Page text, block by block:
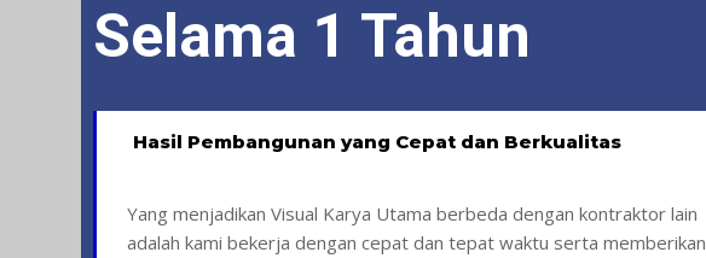
Selama 1 Tahun
Hasil Pembangunan yang Cepat dan Berkualitas
Yang menjadikan Visual Karya Utama berbeda dengan kontraktor lain
adalah kami bekerja dengan cepat dan tepat waktu serta memberikan